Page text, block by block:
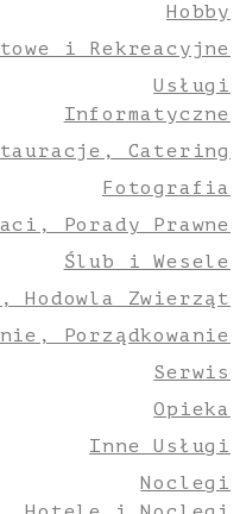
Hobby
i Rekreacyjne
Usługi
Informatyczne
Catering
Fotografia
Porady Prawne
Ślub i Wesele
Hodowla Zwierząt
Porządkowanie
Serwis
Opieka
Inne Usługi
Noclegi